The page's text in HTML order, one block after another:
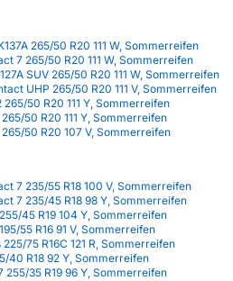
265/50 R20 111 W, Sommerreifen
7 265/50 R20 111 W, Sommerreifen
SUV 265/50 R20 111 W, Sommerreifen
UHP 265/50 R20 111 V, Sommerreifen
50 R20 111 Y, Sommerreifen
50 R20 111 Y, Sommerreifen
50 R20 107 V, Sommerreifen
7 235/55 R18 100 V, Sommerreifen
7 235/45 R18 98 Y, Sommerreifen
45 R19 104 Y, Sommerreifen
55 R16 91 V, Sommerreifen
75 R16C 121 R, Sommerreifen
40 R18 92 Y, Sommerreifen
35 R19 96 Y, Sommerreifen